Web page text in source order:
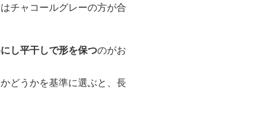
チャコールグレーの方が合
し平干しで形を保つのがお
どうかを基準に選ぶと、長